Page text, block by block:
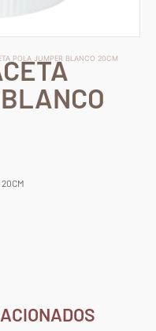
POLA JUMPER BLANCO 20CM